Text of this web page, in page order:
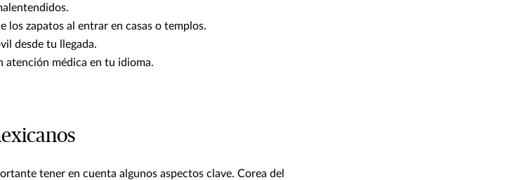
los zapatos al entrar en casas o templos.
desde tu llegada.
médica en tu idioma.
tener en cuenta algunos aspectos clave. Corea del